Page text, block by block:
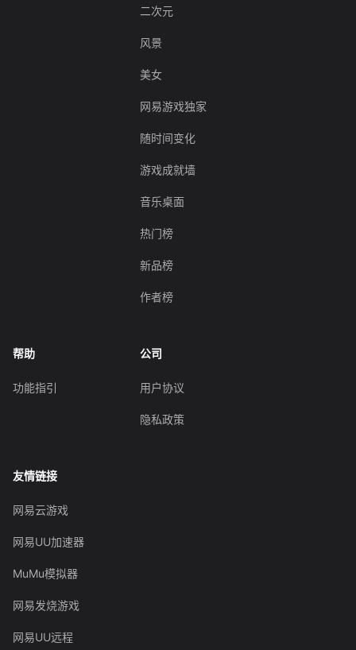
二次元
风景
美女
网易游戏独家
随时间变化
游戏成就墙
音乐桌面
热门榜
新品榜
作者榜
帮助
功能指引
公司
用户协议
隐私政策
友情链接
网易云游戏
网易UU加速器
MuMu模拟器
网易发烧游戏
网易UU远程